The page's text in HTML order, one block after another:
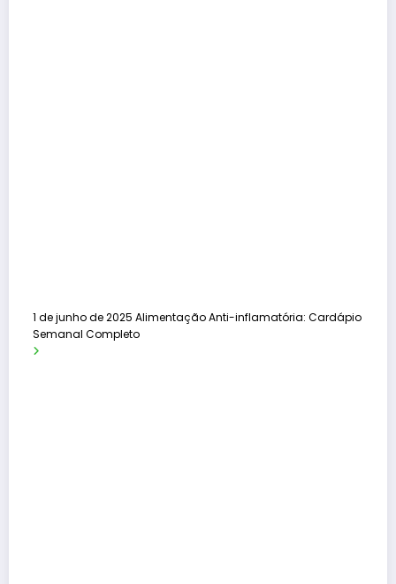
1 de junho de 2025 Alimentação Anti-inflamatória: Cardápio
Semanal Completo